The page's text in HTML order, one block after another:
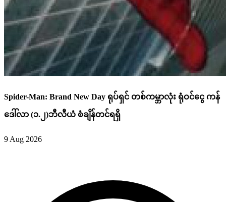
Spider-Man: Brand New Day ရုပ်ရှင် တစ်ကမ္ဘာလုံး ရုံဝင်ငွေ ကန်
ဒေါ်လာ (၁.၂)ဘီလီယံ စံချိန်တင်ရရှိ
9 Aug 2026